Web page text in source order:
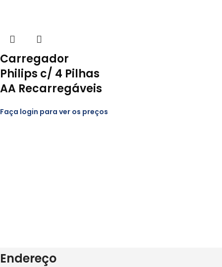
Carregador
Philips c/ 4 Pilhas
AA Recarregáveis
Faça login para ver os preços
Endereço